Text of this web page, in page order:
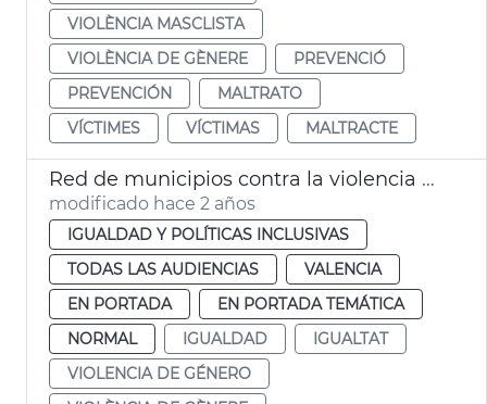
VIOLÈNCIA MASCLISTA
VIOLÈNCIA DE GÈNERE
PREVENCIÓ
PREVENCIÓN
MALTRATO
VÍCTIMES
VÍCTIMAS MALTRACTE
Red de municipios contra la violencia de género
modificado hace 2 años
IGUALDAD Y POLÍTICAS INCLUSIVAS
TODAS LAS AUDIENCIAS
VALENCIA
EN PORTADA
EN PORTADA TEMÁTICA
NORMAL
IGUALDAD
IGUALTAT
VIOLENCIA DE GÉNERO